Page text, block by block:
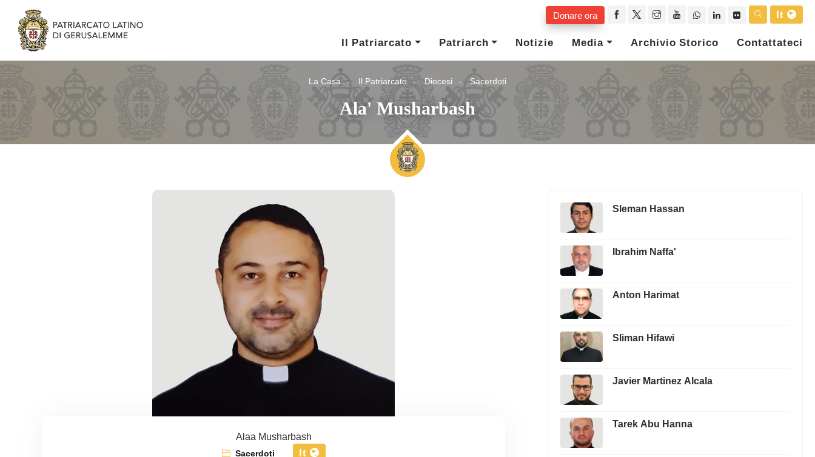
Donare ora
It
Il Patriarcato
Patriarch Notizie Media Archivio Storico Contattateci
La Casa Il Patriarcato Diocesi Sacerdoti
Ala' Musharbash
Alaa Musharbash
Sleman Hassan
Ibrahim Naffa'
Anton Harimat
Sliman Hifawi
Javier Martinez Alcala
Tarek Abu Hanna